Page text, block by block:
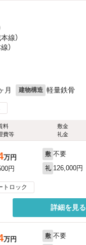
線）
）
月 建物構造 軽量鉄骨
料
費等
敷金
礼金
万円
円
敷 不要
礼 126,000円
トロック
詳細を見る
万円 敷 不要